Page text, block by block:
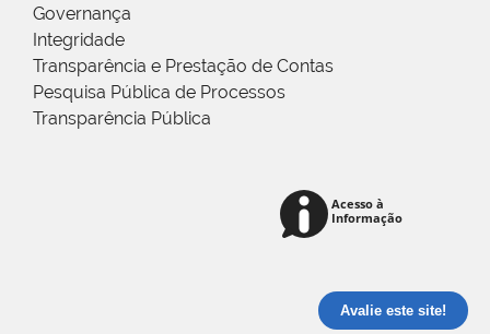
Governança
Integridade
Transparência e Prestação de Contas
Pesquisa Pública de Processos
Transparência Pública
Avalie este site!